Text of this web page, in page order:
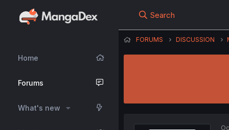
Home
Forums
What's new
Search
FORUMS DISCUSSION